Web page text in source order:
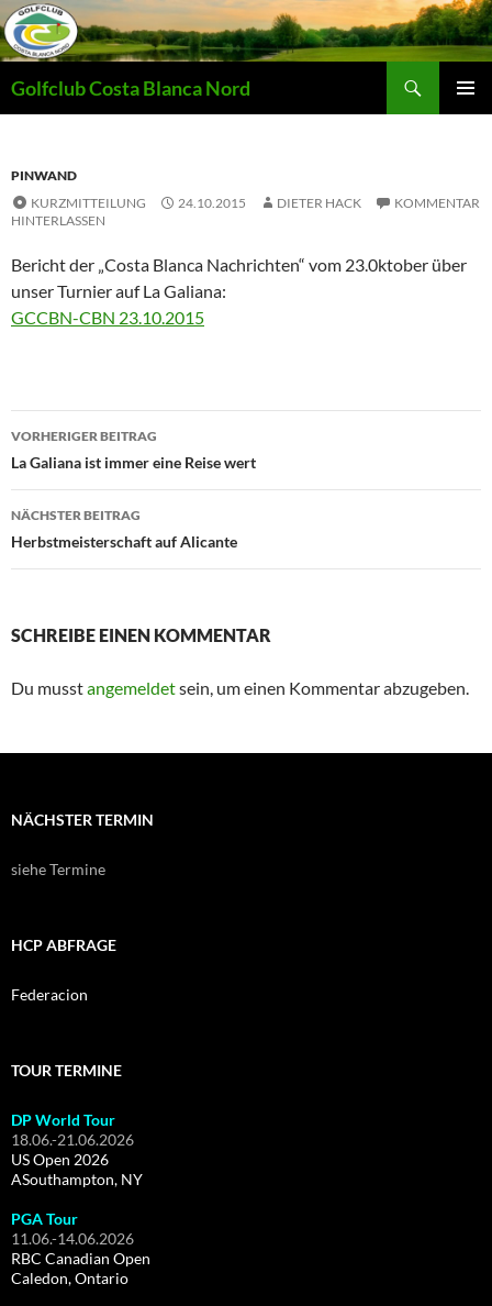
Zum
Inhalt
springen
Golfclub Costa Blanca Nord
PINWAND
KURZMITTEILUNG
24.10.2015 DIETER HACK
KOMMENTAR
HINTERLASSEN
Bericht der „Costa Blanca Nachrichten“ vom 23.0ktober über
unser Turnier auf La Galiana:
GCCBN-CBN 23.10.2015
Beitragsnavigation
VORHERIGER BEITRAG
La Galiana ist immer eine Reise wert
NÄCHSTER BEITRAG
Herbstmeisterschaft auf Alicante
SCHREIBE EINEN KOMMENTAR
Du musstangemeldetsein, um einen Kommentar abzugeben.
NÄCHSTER TERMIN
siehe Termine
HCP ABFRAGE
Federacion
TOUR TERMINE
DP World Tour
18.06.-21.06.2026
US Open 2026
ASouthampton, NY
PGA Tour
11.06.-14.06.2026
RBC Canadian Open
Caledon, Ontario